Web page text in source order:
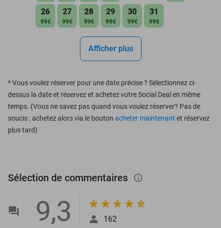
26
99€
27
99€
28
99€
29
99€
30
99€
31
99€
Afficher plus
*Vous voulez réserver pour une date précise ? Sélectionnez ci-
dessus la date et réservez et achetez votre Social Deal en même
temps. (Vous ne savez pas quand vous voulez réserver? Pas de
soucis : achetez alors via le bouton acheter maintenant et réservez
plus tard)
Sélection de commentaires info_outlined
9,3 162